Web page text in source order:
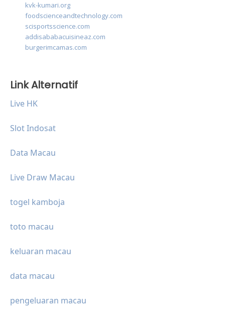
kvk-kumari.org
foodscienceandtechnology.com
scisportsscience.com
addisababacuisineaz.com
burgerimcamas.com
Link Alternatif
Live HK
Slot Indosat
Data Macau
Live Draw Macau
togel kamboja
toto macau
keluaran macau
data macau
pengeluaran macau